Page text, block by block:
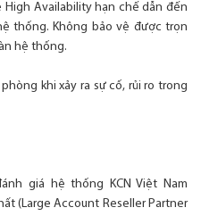
High Availability hạn chế dẫn đến
thống. Không bảo vệ được trọn
hệ thống.
khi xảy ra sự cố, rủi ro trong
giá hệ thống KCN Việt Nam
(Large Account Reseller Partner